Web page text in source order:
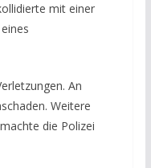
mit einer
An
Weitere
die Polizei